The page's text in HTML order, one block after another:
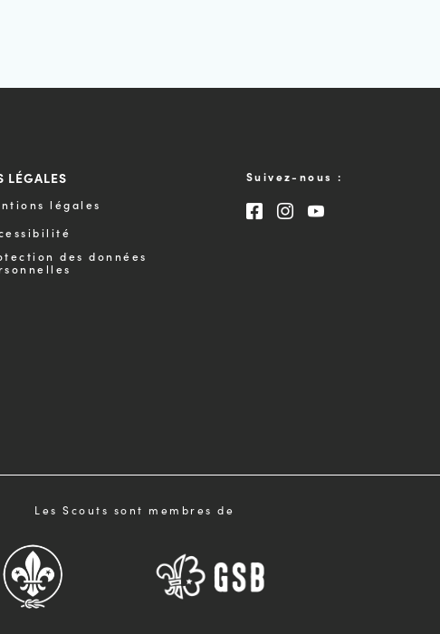
LÉGALES
légales
des données
Suivez-nous :
Consultez notre page
Consultez notre
Consultez
Les Scouts sont membres de